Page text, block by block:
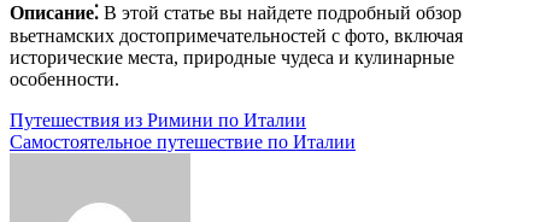
Описание⁚ В этой статье вы найдете подробный обзор
вьетнамских достопримечательностей с фото, включая
исторические места, природные чудеса и кулинарные
особенности.
Навигация
по
Путешествия из Римини по Италии
Самостоятельное путешествие по Италии